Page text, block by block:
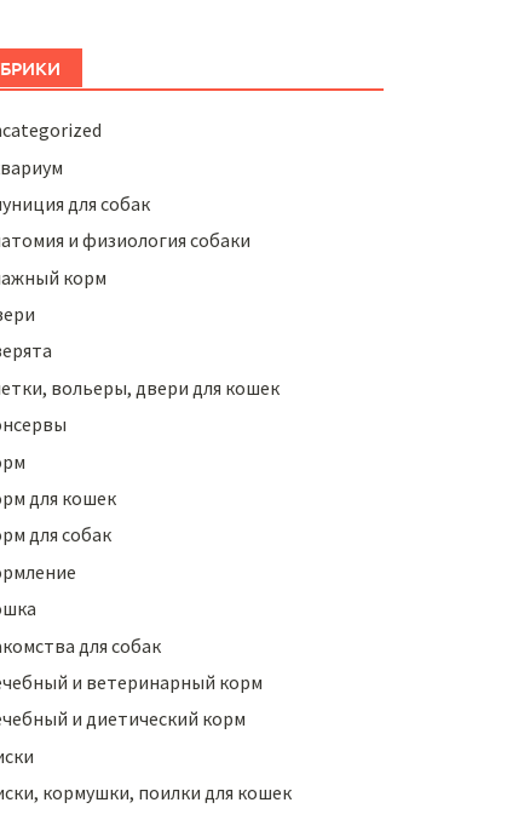
для собак
и физиология собаки
корм
вольеры, двери для кошек
для кошек
для собак
для собак
и ветеринарный корм
и диетический корм
кормушки, поилки для кошек